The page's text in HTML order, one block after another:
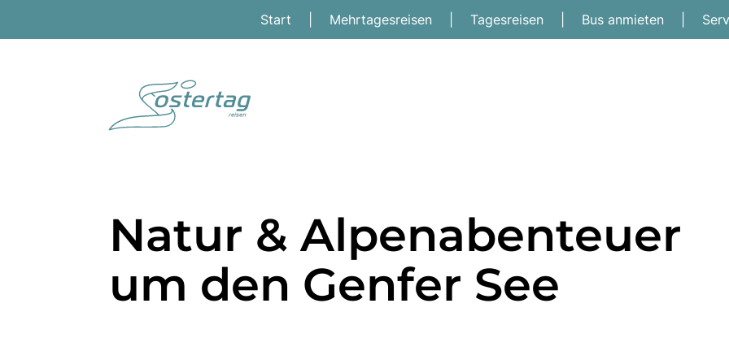
Start Mehrtagesreisen Tagesreisen Bus anmieten
Natur & Alpenabenteuer
um den Genfer See